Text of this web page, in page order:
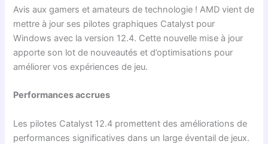
Avis aux gamers et amateurs de technologie ! AMD vient de
mettre à jour ses pilotes graphiques Catalyst pour
Windows avec la version 12.4. Cette nouvelle mise à jour
apporte son lot de nouveautés et d’optimisations pour
améliorer vos expériences de jeu.
Performances accrues
Les pilotes Catalyst 12.4 promettent des améliorations de
performances significatives dans un large éventail de jeux.